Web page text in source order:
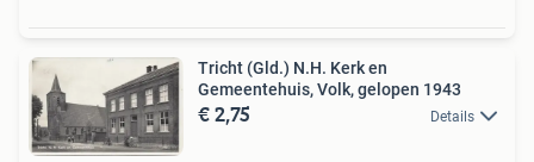
Tricht (Gld.) N.H. Kerk en
Gemeentehuis, Volk, gelopen 1943
€ 2,75 Details